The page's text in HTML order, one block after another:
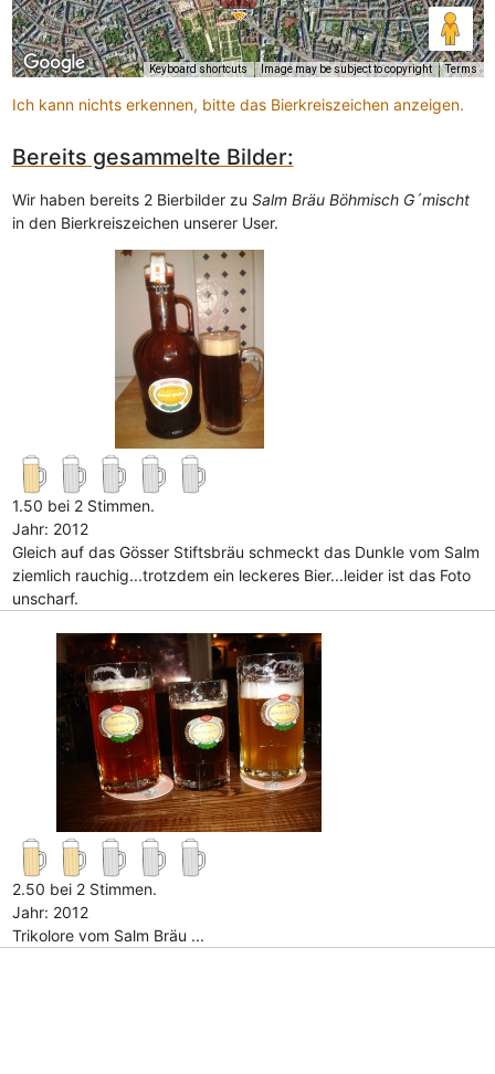
Keyboard shortcuts Image may be subject to copyright Terms
Ich kann nichts erkennen, bitte das Bierkreiszeichen anzeigen.
Bereits gesammelte Bilder:
Wir haben bereits 2 Bierbilder zu Salm Bräu Böhmisch G´mischt
in den Bierkreiszeichen unserer User.
1.50 bei 2 Stimmen.
Jahr: 2012
Gleich auf das Gösser Stiftsbräu schmeckt das Dunkle vom Salm
ziemlich rauchig...trotzdem ein leckeres Bier...leider ist das Foto
unscharf.
2.50 bei 2 Stimmen.
Jahr: 2012
Trikolore vom Salm Bräu ...